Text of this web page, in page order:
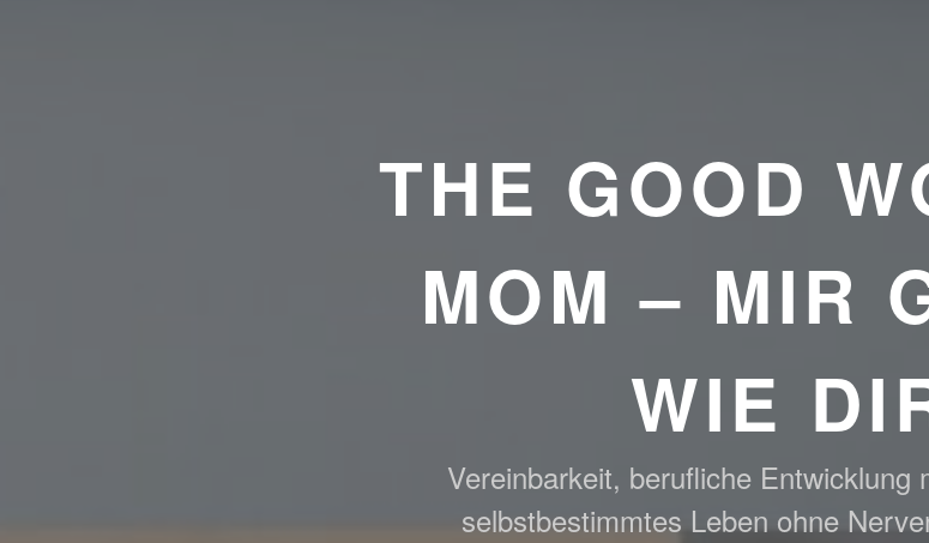
THE GOOD
MOM – MIR
WIE
Vereinbarkeit, berufliche Entwicklung
selbstbestimmtes Leben ohne